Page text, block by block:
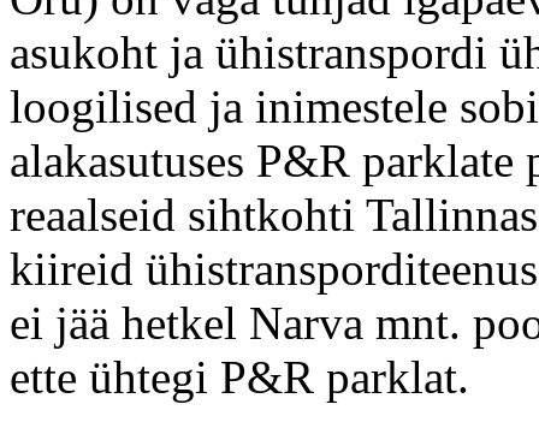
asukoht ja ühistranspordi
loogilised ja inimestele
alakasutuses P&R parklate
reaalseid sihtkohti
kiireid
ei jää hetkel Narva mnt.
ette ühtegi P&R parklat.